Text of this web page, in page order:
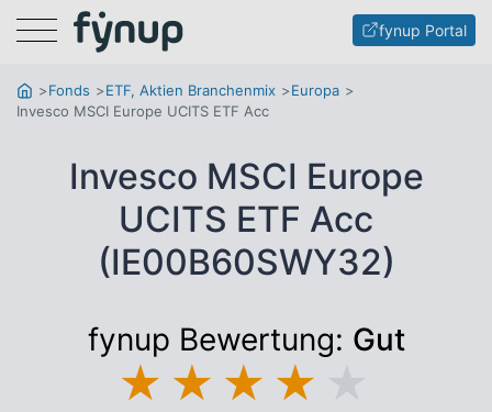
Menu fynup Portal
Fonds ETF, Aktien Branchenmix
Europa
Invesco MSCI Europe UCITS ETF Acc
Invesco MSCI Europe
UCITS ETF Acc
(IE00B60SWY32)
fynup Bewertung: Gut
★ ★ ★ ★